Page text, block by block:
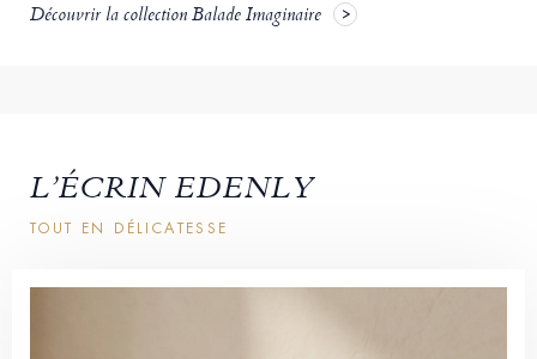
Découvrir la collection Balade Imaginaire
L’ÉCRIN EDENLY
TOUT EN DÉLICATESSE